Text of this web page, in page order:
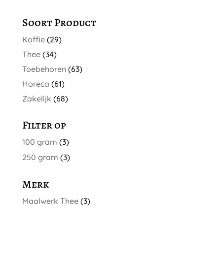
gekozen
worden
op
de
productpagina
Soort Product
Koffie (29)
Thee (34)
Toebehoren (63)
Horeca (61)
Zakelijk (68)
Filter op
100 gram (3)
250 gram (3)
Merk
Maalwerk Thee (3)